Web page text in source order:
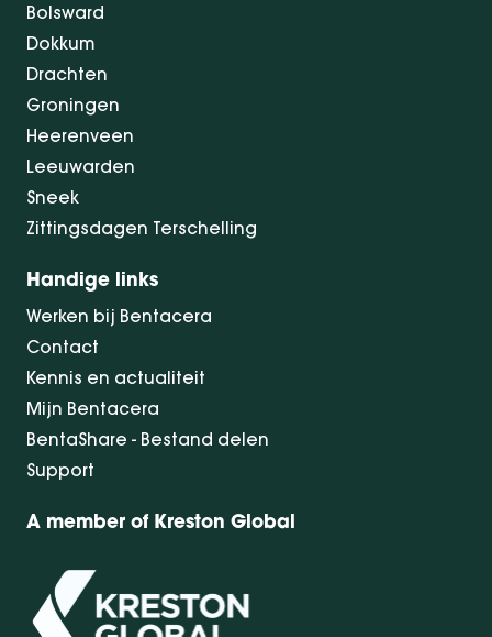
Bolsward
Dokkum
Drachten
Groningen
Heerenveen
Leeuwarden
Sneek
Zittingsdagen Terschelling
Handige links
Werken bij Bentacera
Contact
Kennis en actualiteit
Mijn Bentacera
BentaShare - Bestand delen
Support
A member of Kreston Global